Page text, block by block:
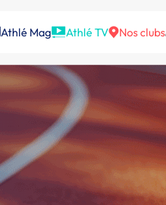
Athlé Mag Athlé TV Nos clubs